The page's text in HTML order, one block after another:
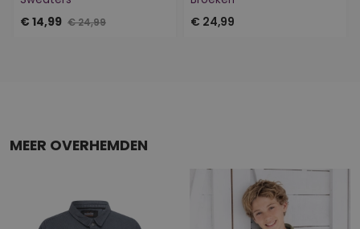
€ 14,99 € 24,99
€ 24,99
MEER OVERHEMDEN